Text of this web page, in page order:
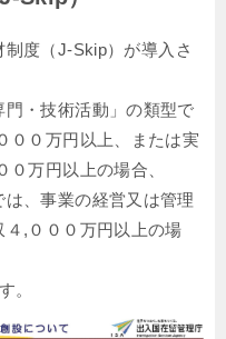
制度（J-Skip）が導入さ
門・技術活動」の類型で
００万円以上、または実
万円以上の場合、
は、事業の経営又は管理
,０００万円以上の場
。